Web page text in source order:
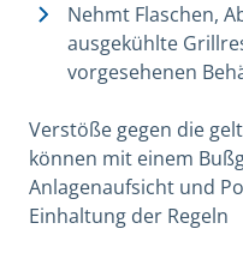
Nehmt Flaschen,
ausgekühlte
vorgesehenen
Verstöße gegen die
können mit einem
Anlagenaufsicht und
Einhaltung der Regeln